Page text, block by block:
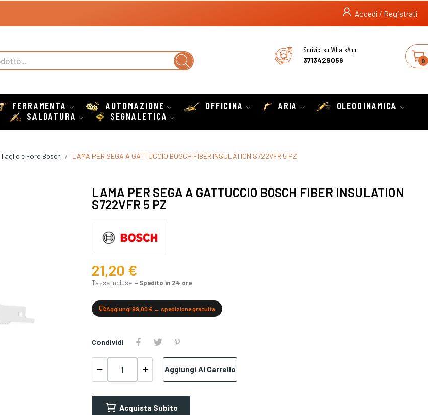
Accedi / Registrati
0
Scrivici su WhatsApp
3713426056
FERRAMENTA AUTOMAZIONE OFFICINA ARIA
OLEODINAMICA
SALDATURA
SEGNALETICA
Taglio e Foro Bosch LAMA PER SEGA A GATTUCCIO BOSCH FIBER INSULATION S722VFR 5 PZ
LAMA PER SEGA A GATTUCCIO BOSCH FIBER INSULATION
S722VFR 5 PZ
21,20 €
Tasse incluse Spedito in 24 ore
Aggiungi 99,00 € → spedizione gratuita
Condividi
Aggiungi Al Carrello
Acquista Subito